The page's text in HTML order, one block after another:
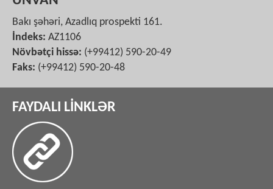
Bakı şəhəri, Azadlıq prospekti 161.
İndeks: AZ1106
Növbətçi hissə: (+99412) 590-20-49
Faks: (+99412) 590-20-48
FAYDALI LİNKLƏR